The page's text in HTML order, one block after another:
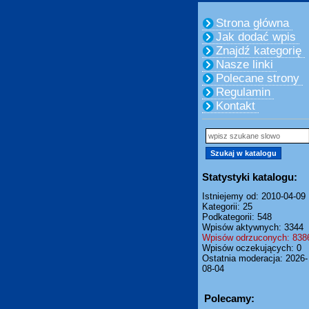
Strona główna
Jak dodać wpis
Znajdź kategorię
Nasze linki
Polecane strony
Regulamin
Kontakt
Statystyki katalogu:
Istniejemy od: 2010-04-09
Kategorii: 25
Podkategorii: 548
Wpisów aktywnych: 3344
Wpisów odrzuconych:
Wpisów oczekujących: 0
Ostatnia moderacja: 2026-
08-04
Polecamy: